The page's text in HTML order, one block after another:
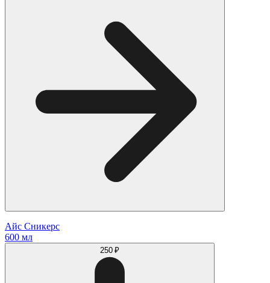
Айс Сникерс
600 мл
250 ₽